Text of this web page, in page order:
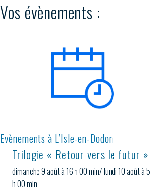
Vos évènements :
Evènements à L’Isle-en-Dodon
Trilogie « Retour vers le futur »
dimanche 9 août à 16 h 00 min/lundi 10 août à 5
h 00 min